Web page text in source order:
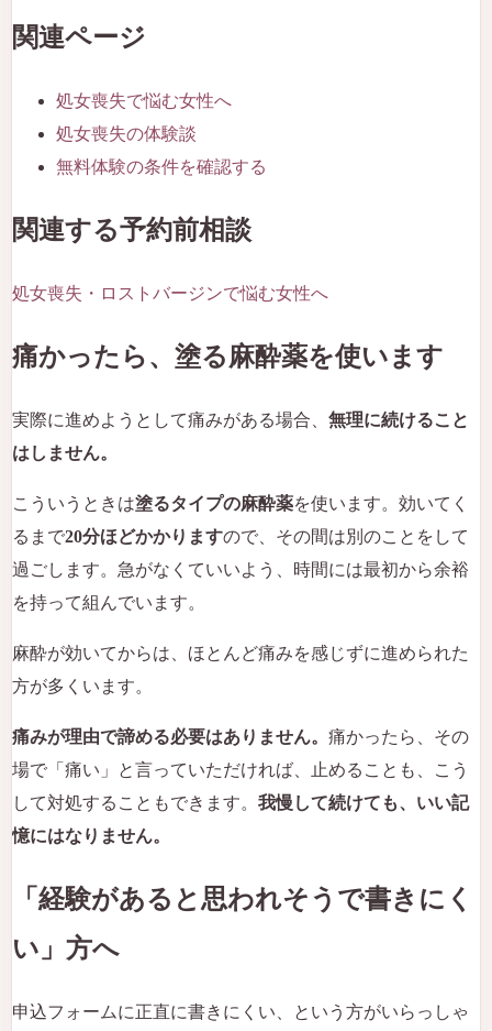
関連ページ
処女喪失で悩む女性へ
処女喪失の体験談
無料体験の条件を確認する
関連する予約前相談
処女喪失・ロストバージンで悩む女性へ
痛かったら、塗る麻酔薬を使います
実際に進めようとして痛みがある場合、 無理に続けること
はしません。
こういうときは塗るタイプの麻酔薬を使います。効いてく
るまで20分ほどかかりますので、その間は別のことをして
過ごします。急がなくていいよう、時間には最初から余裕
を持って組んでいます。
麻酔が効いてからは、ほとんど痛みを感じずに進められた
方が多くいます。
痛みが理由で諦める必要はありません。 痛かったら、その
場で「痛い」と言っていただければ、止めることも、こう
して対処することもできます。 我慢して続けても、いい記
憶にはなりません。
「経験があると思われそうで書きにく
い」方へ
申込フォームに正直に書きにくい、という方がいらっしゃ